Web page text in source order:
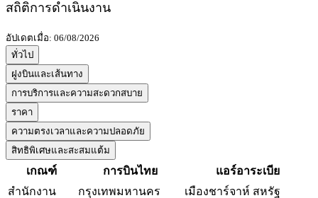
สถิติการดำเนินงาน
อัปเดตเมื่อ: 06/08/2026
ทั่วไป
ฝูงบินและเส้นทาง
การบริการและความสะดวกสบาย
ราคา
ความตรงเวลาและความปลอดภัย
สิทธิพิเศษและสะสมแต้ม
เกณฑ์ การบินไทย
แอร์อาระเบีย
สำนักงาน
กรุงเทพมหานคร
เมืองชาร์จาห์ สหรัฐ